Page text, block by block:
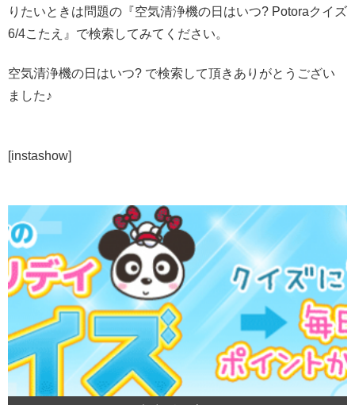
りたいときは問題の『空気清浄機の日はいつ? Potoraクイズ
6/4こたえ』で検索してみてください。
空気清浄機の日はいつ? で検索して頂きありがとうござい
ました♪
[instashow]